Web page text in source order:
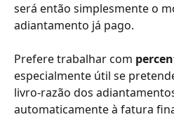
será então simplesmente o
adiantamento já pago.
Prefere trabalhar com
especialmente útil se
livro-razão dos
automaticamente à fatura